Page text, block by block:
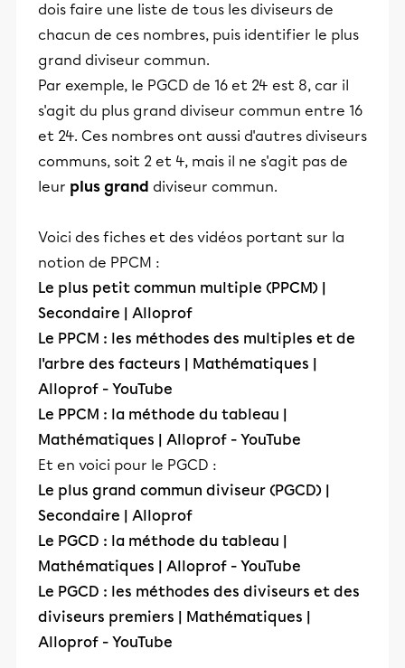
dois faire une liste de tous les diviseurs de
chacun de ces nombres, puis identifier le plus
grand diviseur commun.
Par exemple, le PGCD de 16 et 24 est 8, car il
s'agit du plus grand diviseur commun entre 16
et 24. Ces nombres ont aussi d'autres diviseurs
communs, soit 2 et 4, mais il ne s'agit pas de
leur plus grand diviseur commun.
Voici des fiches et des vidéos portant sur la
notion de PPCM :
Le plus petit commun multiple (PPCM) |
Secondaire | Alloprof
Le PPCM : les méthodes des multiples et de
l'arbre des facteurs | Mathématiques |
Alloprof - YouTube
Le PPCM : la méthode du tableau |
Mathématiques | Alloprof - YouTube
Et en voici pour le PGCD :
Le plus grand commun diviseur (PGCD) |
Secondaire | Alloprof
Le PGCD : la méthode du tableau |
Mathématiques | Alloprof - YouTube
Le PGCD : les méthodes des diviseurs et des
diviseurs premiers | Mathématiques |
Alloprof - YouTube